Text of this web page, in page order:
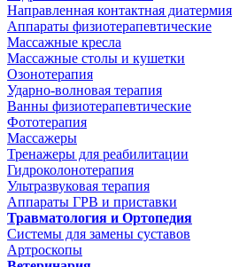
Направленная контактная диатермия
Аппараты физиотерапевтические
Массажные кресла
Массажные столы и кушетки
Озонотерапия
Ударно-волновая терапия
Ванны физиотерапевтические
Фототерапия
Массажеры
Тренажеры для реабилитации
Гидроколонотерапия
Ультразвуковая терапия
Аппараты ГРВ и приставки
Травматология и Ортопедия
Системы для замены суставов
Артроскопы